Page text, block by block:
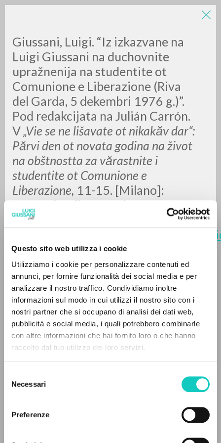
Questo sito web utilizza i cookie
Utilizziamo i cookie per personalizzare contenuti ed
annunci, per fornire funzionalità dei social media e per
analizzare il nostro traffico. Condividiamo inoltre
informazioni sul modo in cui utilizzi il nostro sito con i
nostri partner che si occupano di analisi dei dati web,
pubblicità e social media, i quali potrebbero combinarle
con altre informazioni che hai fornito loro o che hanno
raccolto dal tuo utilizzo dei loro servizi.
delNecessari
Preferenze
Giussani, Luigi. “Iz izkazvane na
Luigi Giussani na duchovnite
upražnenija na studentite ot
Comunione e Liberazione (Riva
del Garda, 5 dekembri 1976 g.)”.
Pod redakcijata na Julián Carrón.
V„Vie se ne lišavate ot nikakăv dar“:
Părvi den ot novata godina na život
na obštnostta za vărastnite i
studentite ot Comunione e
Liberazione, 11-15. [Milano]:
Fraternità di Comunione e
Liberazione, 2021. Pdf.
https://www.clonline.org/it/
10-01-nessun-dono-di-grazia-
piu-vi-manca-2021. [Prevod].
ADVANCED SEARCH »
0RESULTS FOUND
THE PROJECT
bibliographic references, full texts in 5
languages, and dedicated thematic sections.